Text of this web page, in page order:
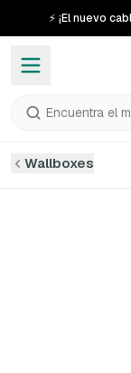
⚡ ¡El nuevo
Encuentra el
Wallboxes